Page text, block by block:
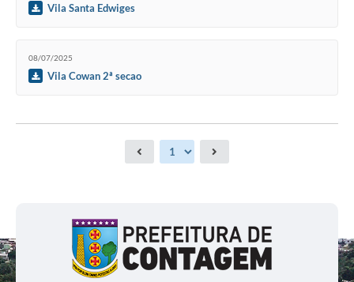
Vila Santa Edwiges
08/07/2025
Vila Cowan 2ª secao